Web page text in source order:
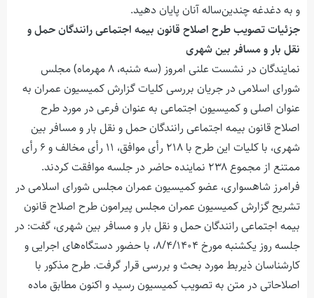
و به دغدغه چندین‌ساله آنان پایان دهید.
جزئیات تصویب طرح اصلاح قانون بیمه اجتماعی رانندگان حمل و
نقل بار و مسافر بین شهری
نمایندگان در نشست علنی امروز (سه شنبه، ۸ مهرماه) مجلس
شورای اسلامی در جریان بررسی کلیات گزارش کمیسیون عمران به
عنوان اصلی و کمیسیون اجتماعی به عنوان فرعی در مورد طرح
اصلاح قانون بیمه اجتماعی رانندگان حمل و نقل بار و مسافر بین
شهری، با کلیات این طرح با ۲۱۸ رأی موافق، ۱۱ رأی مخالف و ۶ رأی
ممتنع از مجموع ۲۳۸ نماینده حاضر در جلسه موافقت کردند.
فرامرز شاهسواری، عضو کمیسیون عمران مجلس شورای اسلامی در
تشریح گزارش کمیسیون عمران مجلس پیرامون طرح اصلاح قانون
بیمه اجتماعی رانندگان حمل و نقل بار و مسافر بین شهری، گفت: در
جلسه روز یکشنبه مورخ ۸/۴/۱۴۰۴، با حضور دستگاه‌های اجرایی و
کارشناسان ذیربط مورد بحث و بررسی قرار گرفت. طرح مذکور با
اصلاحاتی در متن به تصویب کمیسیون رسید و اکنون مطابق ماده